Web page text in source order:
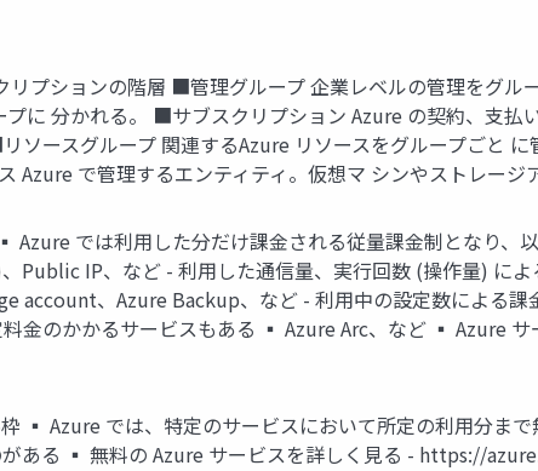
プションの階層 ■管理グループ 企業レベルの管理をグル
に 分かれる。 ■サブスクリプション Azure の契約、支払
ースグループ 関連するAzure リソースをグループごと
Azure で管理するエンティティ。仮想マ シンやストレージ
では利用した分だけ課金される従量課金制となり、
Public IP、など - 利用した通信量、実行回数 (操作量) に
account、Azure Backup、など - 利用中の設定数による課
金のかかるサービスもある ▪ Azure Arc、など ▪ Azure
▪ Azure では、特定のサービスにおいて所定の利用分ま
がある ▪ 無料の Azure サービスを詳しく見る - https://